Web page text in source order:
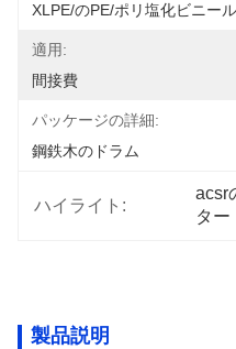
XLPE/のPE/ポリ塩化ビニール
適用:
間接費
パッケージの詳細:
鋼鉄木のドラム
ハイライト:
acsr
ター
製品説明